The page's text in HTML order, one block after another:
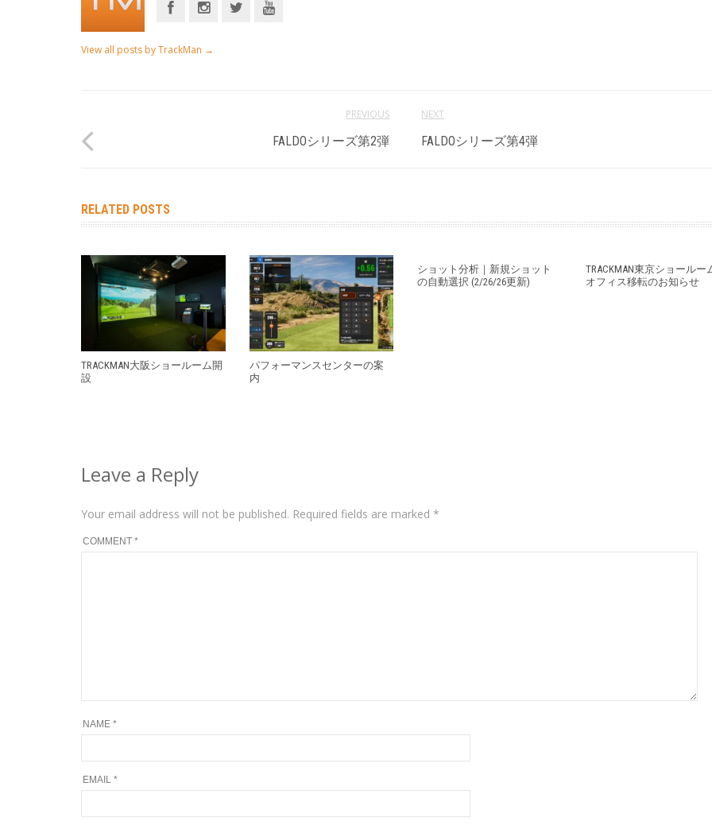
View all posts by TrackMan →
PREVIOUS
FALDOシリーズ第2弾
NEXT
FALDOシリーズ第4弾
RELATED POSTS
TRACKMAN大阪ショールーム開
設
パフォーマンスセンターの案
内
ショット分析｜新規ショット
の自動選択 (2/26/26更新)
TRACKMAN東京ショールー
オフィス移転のお知らせ
Leave a Reply
Your email address will not be published. Required fields are marked *
COMMENT *
NAME *
EMAIL *